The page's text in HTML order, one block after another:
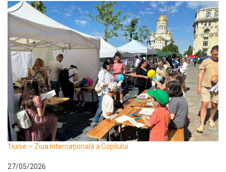
1iunie – Ziua Internațională a Copilului
27/05/2026